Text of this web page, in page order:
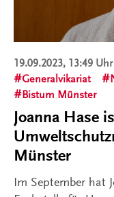
19.09.2023, 13:49 Uhr
Generalvikariat
Bistum Münster
Joanna Hase
Münster
Im September hat